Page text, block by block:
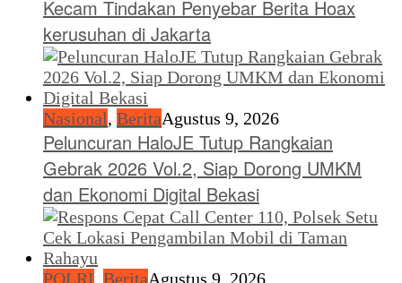
Kecam Tindakan Penyebar Berita Hoax
kerusuhan di Jakarta
Nasional, BeritaAgustus 9, 2026
Peluncuran HaloJE Tutup Rangkaian
Gebrak 2026 Vol.2, Siap Dorong UMKM
dan Ekonomi Digital Bekasi
POLRI, BeritaAgustus 9, 2026